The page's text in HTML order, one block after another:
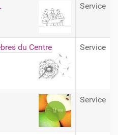
Service
du Centre Service
Service